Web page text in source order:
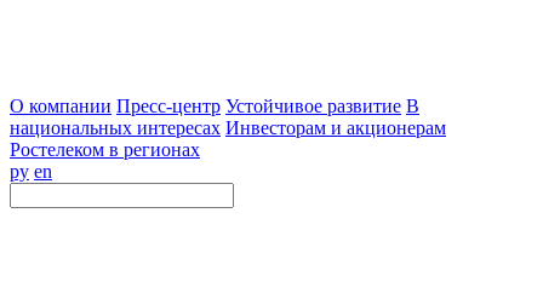
О компании Пресс-центр Устойчивое развитие В
национальных интересах Инвесторам и акционерам
Ростелеком в регионах
ру en